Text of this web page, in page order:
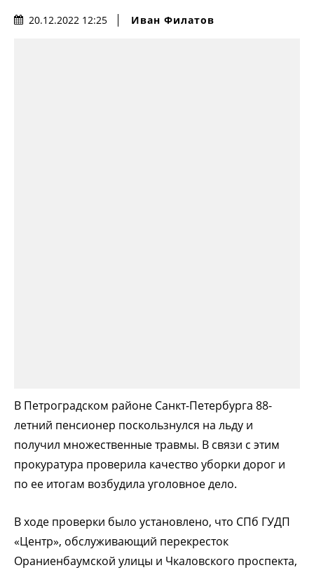
20.12.2022 12:25 Иван Филатов
В Петроградском районе Санкт-Петербурга 88-
летний пенсионер поскользнулся на льду и
получил множественные травмы. В связи с этим
прокуратура проверила качество уборки дорог и
по ее итогам возбудила уголовное дело.
В ходе проверки было установлено, что СПб ГУДП
«Центр», обслуживающий перекресток
Ораниенбаумской улицы и Чкаловского проспекта,